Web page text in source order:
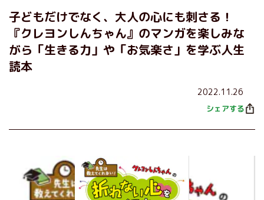
子どもだけでなく、大人の心にも刺さる！
『クレヨンしんちゃん』のマンガを楽しみな
がら「生きる力」や「お気楽さ」を学ぶ人生
読本
2022.11.26
シェアする